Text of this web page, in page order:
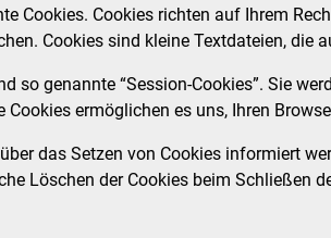
Cookies. Cookies richten auf Ihrem
Cookies sind kleine Textdateien, die
so genannte “Session-Cookies”. Sie
ermöglichen es uns, Ihren
das Setzen von Cookies informiert
Löschen der Cookies beim Schließen